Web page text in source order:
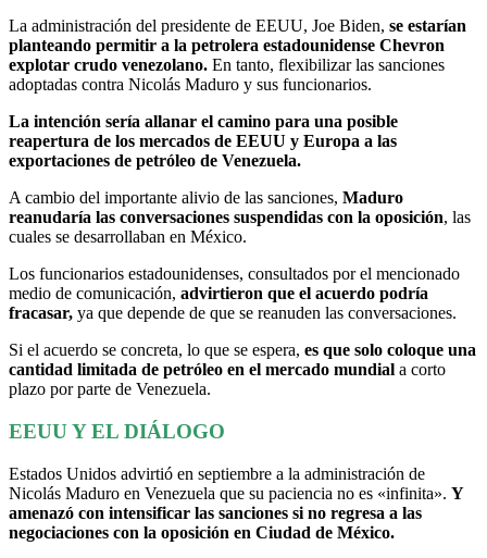
La administración del presidente de EEUU, Joe Biden, se estarían
planteando permitir a la petrolera estadounidense Chevron
explotar crudo venezolano. En tanto, flexibilizar las sanciones
adoptadas contra Nicolás Maduro y sus funcionarios.
La intención sería allanar el camino para una posible
reapertura de los mercados de EEUU y Europa a las
exportaciones de petróleo de Venezuela.
A cambio del importante alivio de las sanciones, Maduro
reanudaría las conversaciones suspendidas con la oposición, las
cuales se desarrollaban en México.
Los funcionarios estadounidenses, consultados por el mencionado
medio de comunicación, advirtieron que el acuerdo podría
fracasar, ya que depende de que se reanuden las conversaciones.
Si el acuerdo se concreta, lo que se espera, es que solo coloque una
cantidad limitada de petróleo en el mercado mundial a corto
plazo por parte de Venezuela.
EEUU Y EL DIÁLOGO
Estados Unidos advirtió en septiembre a la administración de
Nicolás Maduro en Venezuela que su paciencia no es «infinita». Y
amenazó con intensificar las sanciones si no regresa a las
negociaciones con la oposición en Ciudad de México.